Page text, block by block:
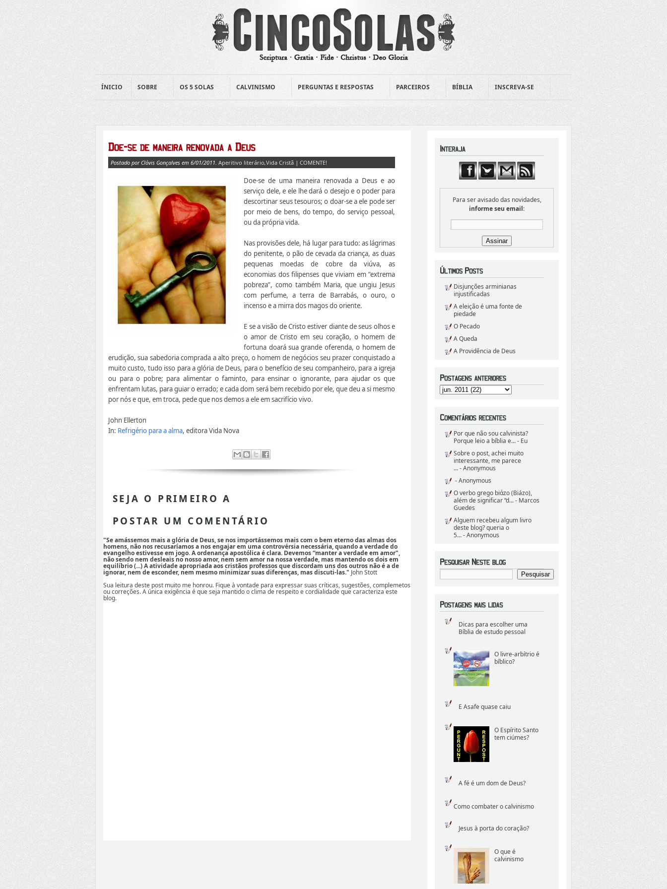
ÍNICIO SOBRE OS 5 SOLAS CALVINISMO PERGUNTAS E RESPOSTAS PARCEIROS BÍBLIA INSCREVA-SE
Para ser avisado das novidades,
informe seu email:
Disjunções arminianas
injustificadas
A eleição é uma fonte de
piedade
O Pecado
A Queda
A Providência de Deus
Por que não sou calvinista?
Porque leio a bíblia e...- Eu
Sobre o post, achei muito
interessante, me parece
...- Anonymous
- Anonymous
O verbo grego biάzo (Biázo),
além de significar “d...- Marcos
Guedes
Alguem recebeu algum livro
deste blog? queria o
5...- Anonymous
Dicas para escolher uma
Bíblia de estudo pessoal
O livre-arbítrio é
bíblico?
E Asafe quase caiu
O Espírito Santo
tem ciúmes?
A fé é um dom de Deus?
Como combater o calvinismo
Jesus à porta do coração?
O que é
calvinismo
Postado por Clóvis Gonçalves em 6/01/2011. Aperitivo literário,Vida Cristã | COMENTE!
Doe-se de uma maneira renovada a Deus e ao
serviço dele, e ele lhe dará o desejo e o poder para
descortinar seus tesouros; o doar-se a ele pode ser
por meio de bens, do tempo, do serviço pessoal,
ou da própria vida.
Nas provisões dele, há lugar para tudo: as lágrimas
do penitente, o pão de cevada da criança, as duas
pequenas moedas de cobre da viúva, as
economias dos filipenses que viviam em “extrema
pobreza”, como também Maria, que ungiu Jesus
com perfume, a terra de Barrabás, o ouro, o
incenso e a mirra dos magos do oriente.
E se a visão de Cristo estiver diante de seus olhos e
o amor de Cristo em seu coração, o homem de
fortuna doará sua grande oferenda, o homem de
erudição, sua sabedoria comprada a alto preço, o homem de negócios seu prazer conquistado a
muito custo, tudo isso para a glória de Deus, para o benefício de seu companheiro, para a igreja
ou para o pobre; para alimentar o faminto, para ensinar o ignorante, para ajudar os que
enfrentam lutas, para guiar o errado; e cada dom será bem recebido por ele, que deu a si mesmo
por nós e que, em troca, pede que nos demos a ele em sacrifício vivo.
John Ellerton
In: Refrigério para a alma, editora Vida Nova
SEJA O PRIMEIRO A
POSTAR UM COMENTÁRIO
"Se amássemos mais a glória de Deus, se nos importássemos mais com o bem eterno das almas dos
homens, não nos recusaríamos a nos engajar em uma controvérsia necessária, quando a verdade do
evangelho estivesse em jogo. A ordenança apostólica é clara. Devemos “manter a verdade em amor",
não sendo nem desleais no nosso amor, nem sem amor na nossa verdade, mas mantendo os dois em
equilíbrio (...) A atividade apropriada aos cristãos professos que discordam uns dos outros não é a de
ignorar, nem de esconder, nem mesmo minimizar suas diferenças, mas discuti-las." John Stott
Sua leitura deste post muito me honrou. Fique à vontade para expressar suas críticas, sugestões, complemetos
ou correções. A única exigência é que seja mantido o clima de respeito e cordialidade que caracteriza este
blog.